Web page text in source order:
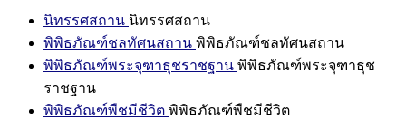
นิทรรศสถาน นิทรรศสถาน
พิพิธภัณฑ์ชลทัศนสถาน พิพิธภัณฑ์ชลทัศนสถาน
พิพิธภัณฑ์พระจุฑาธุชราชฐาน พิพิธภัณฑ์พระจุฑาธุช
ราชฐาน
พิพิธภัณฑ์พืชมีชีวิต พิพิธภัณฑ์พืชมีชีวิต